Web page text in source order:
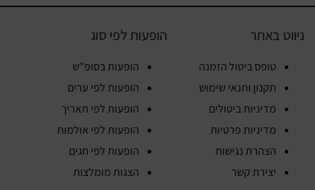
ניווט באתר
טופס ביטול הזמנה
תקנון ותנאי שימוש
מדיניות ביטולים
מדיניות פרטיות
הצהרת נגישות
יצירת קשר
הופעות לפי סוג
הופעות בסופ"ש
הופעות לפי ערים
הופעות לפי תאריך
הופעות לפי אולמות
הופעות לפי חגים
הצגות מומלצות